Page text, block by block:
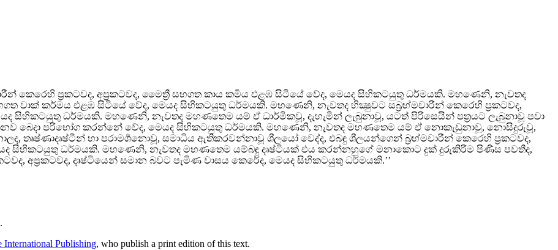
කෙරෙහි ප්‍රකටවද, අප්‍රකටවද, මෛත්‍රී සහගත කාය කර්‍මය එළඹ සිටියේ වේද, මෙයද සිහිකටයුතු ධර්මයකි. මහණෙනි, නැවතද
වාක් කර්මය එළඹ සිටියේ වේද, මෙයද සිහිකටයුතු ධර්මයකි. මහණෙනි, නැවතද භික්‍ෂුවට සබ්‍රහ්මචාරීන් කෙරෙහි ප්‍රකටවද,
සිහිකටයුතු ධර්මයකි. මහණෙනි, නැවතද මහණතෙම යම් ඒ ධාර්මිකවූ, දැහැමින් ලැබුනාවූ, යටත් පිරිසෙයින් පත්‍රයට ලැබුනාවූ පවා
බෙදා පරිභෝග කරන්නේ වේද, මෙයද සිහිකටයුතු ධර්මයකි. මහණෙනි, නැවතද මහණතෙම යම් ඒ නොකැඩුනාවූ, නොසිදුරුවූ,
හා පරාමර්‍ශනොවූ, සමාධිය ඇතිකරවන්නාවූ ශීලයෝ වෙද්ද, එබඳු ශීලයන්ගෙන් බ්‍රහ්මචාරීන් කෙරෙහි ප්‍රකටවද,
සිහිකටයුතු ධර්මයකි. මහණෙනි, නැවතද මහණතෙම යම්බඳු දෘෂ්ටියක් එය කරන්නහුගේ මනාකොට දුක් දුරුකිරීම පිණිස පවතීද,
අප්‍රකටවද, දෘෂ්ටියෙන් සමාන බවට පැමිණ වාසය කෙරේද, මෙයද සිහිකටයුතු ධර්මයකි.’’
International Publishing, who publish a print edition of this text.